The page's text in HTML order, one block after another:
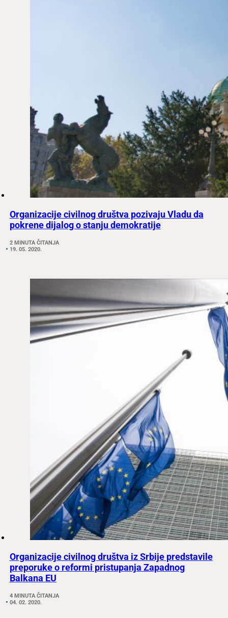
Organizacije civilnog društva pozivaju Vladu da
pokrene dijalog o stanju demokratije
2 MINUTA ČITANJA
19. 05. 2020.
Organizacije civilnog društva iz Srbije predstavile
preporuke o reformi pristupanja Zapadnog
Balkana EU
4 MINUTA ČITANJA
04. 02. 2020.